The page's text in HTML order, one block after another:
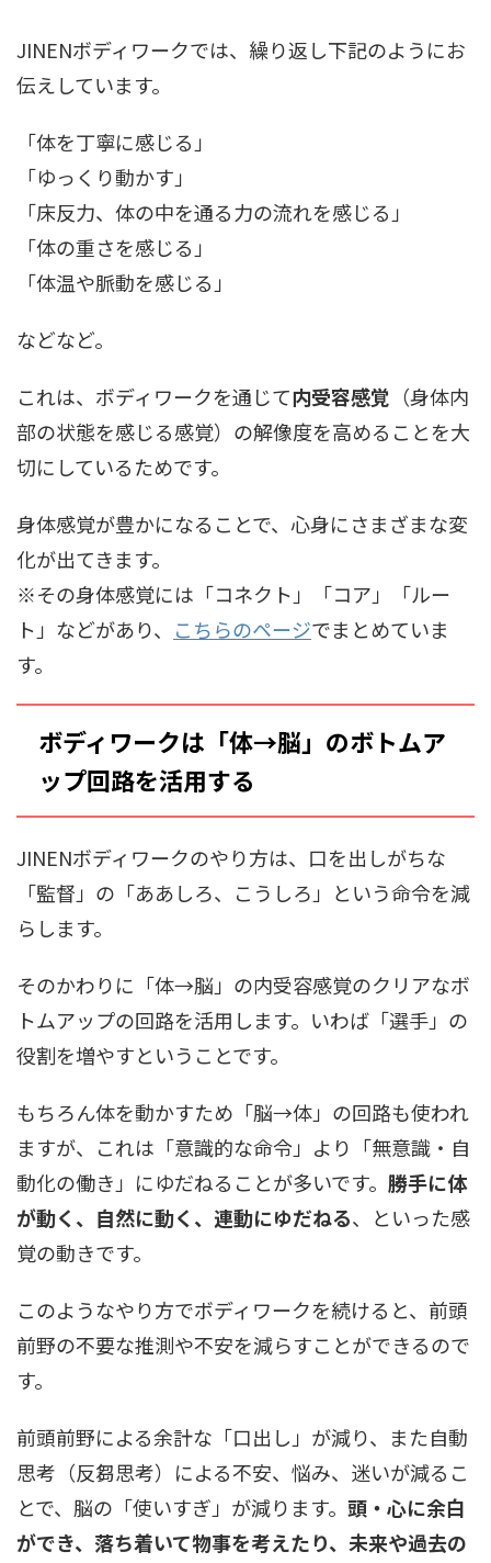
JINENボディワークでは、繰り返し下記のようにお
伝えしています。
「体を丁寧に感じる」
「ゆっくり動かす」
「床反力、体の中を通る力の流れを感じる」
「体の重さを感じる」
「体温や脈動を感じる」
などなど。
これは、ボディワークを通じて内受容感覚 （身体内
部の状態を感じる感覚）の解像度を高めることを大
切にしているためです。
身体感覚が豊かになることで、心身にさまざまな変
化が出てきます。
※その身体感覚には「コネクト」「コア」「ルー
ト」などがあり、
こちらのページでまとめていま
す。
ボディワークは「体→脳」のボトムア
ップ回路を活用する
JINENボディワークのやり方は、口を出しがちな
「監督」の「ああしろ、こうしろ」という命令を減
らします。
そのかわりに「体→脳」の内受容感覚のクリアなボ
トムアップの回路を活用します。いわば「選手」の
役割を増やすということです。
もちろん体を動かすため「脳→体」の回路も使われ
ますが、これは「意識的な命令」より「無意識・自
動化の働き」にゆだねることが多いです。 勝手に体
が動く、自然に動く、連動にゆだねる、といった感
覚の動きです。
このようなやり方でボディワークを続けると、前頭
前野の不要な推測や不安を減らすことができるので
す。
前頭前野による余計な「口出し」が減り、また自動
思考（反芻思考）による不安、悩み、迷いが減るこ
とで、脳の「使いすぎ」が減ります。 頭・心に余白
ができ、落ち着いて物事を考えたり、未来や過去の